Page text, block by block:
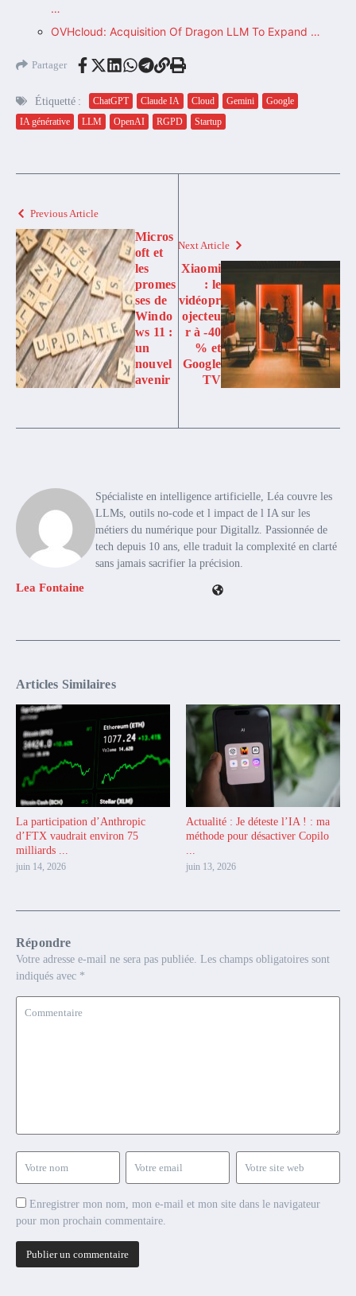
…
OVHcloud: Acquisition Of Dragon LLM To Expand …
Partager
Étiquetté : ChatGPT Claude IA Cloud Gemini
Google
IA générative
LLM OpenAI RGPD Startup
Previous Article
Micros
oft et
les
promes
ses de
Windo
ws 11 :
un
nouvel
avenir
Next Article
Xiaomi
: le
vidéopr
ojecteu
r à -40
% et
Google
TV
Lea Fontaine
Spécialiste en intelligence artificielle, Léa couvre les
LLMs, outils no-code et l impact de l IA sur les
métiers du numérique pour Digitallz. Passionnée de
tech depuis 10 ans, elle traduit la complexité en clarté
sans jamais sacrifier la précision.
Articles Similaires
La participation d’Anthropic
d’FTX vaudrait environ 75
milliards ...
juin 14, 2026
Actualité : Je déteste l’IA ! : ma
méthode pour désactiver Copilo
juin 13, 2026
Répondre
Votre adresse e-mail ne sera pas publiée. Les champs obligatoires sont
indiqués avec *
Enregistrer mon nom, mon e-mail et mon site dans le navigateur
pour mon prochain commentaire.